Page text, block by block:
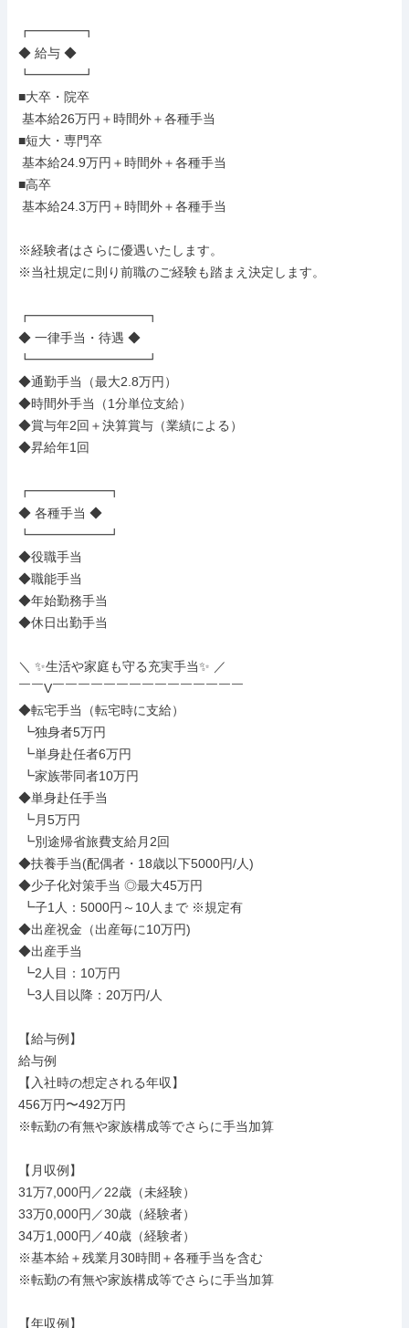
┏━━━━┓
◆ 給与 ◆
┗━━━━┛
■大卒・院卒
■短大・専門卒
■高卒
※経験者はさらに優遇いたします。
※当社規定に則り前職のご経験も踏まえ決定します。
┏━━━━━━━━━┓
◆ 一律手当・待遇 ◆
┗━━━━━━━━━┛
◆通勤手当（最大2.8万円）
◆時間外手当（1分単位支給）
◆賞与年2回＋決算賞与（業績による）
◆昇給年1回
┏━━━━━━┓
◆ 各種手当 ◆
┗━━━━━━┛
◆役職手当
◆職能手当
◆年始勤務手当
◆休日出勤手当
＼ ✨生活や家庭も守る充実手当✨ ／
￣￣V￣￣￣￣￣￣￣￣￣￣￣￣￣￣￣
◆転宅手当（転宅時に支給）
◆単身赴任手当
◆扶養手当(配偶者・18歳以下5000円/人)
◆少子化対策手当 ◎最大45万円
◆出産祝金（出産毎に10万円)
◆出産手当
【給与例】
給与例
【入社時の想定される年収】
456万円〜492万円
※転勤の有無や家族構成等でさらに手当加算
【月収例】
31万7,000円／22歳（未経験）
33万0,000円／30歳（経験者）
34万1,000円／40歳（経験者）
※基本給＋残業月30時間＋各種手当を含む
※転勤の有無や家族構成等でさらに手当加算
【年収例】